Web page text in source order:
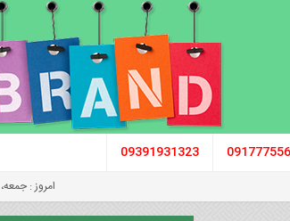
09391931323
امروز : جمعه، 16 مرداد 1405